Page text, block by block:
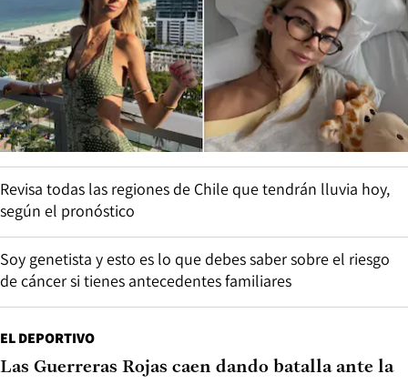
Revisa todas las regiones de Chile que tendrán lluvia hoy,
según el pronóstico
Soy genetista y esto es lo que debes saber sobre el riesgo
de cáncer si tienes antecedentes familiares
EL DEPORTIVO
Las Guerreras Rojas caen dando batalla ante la